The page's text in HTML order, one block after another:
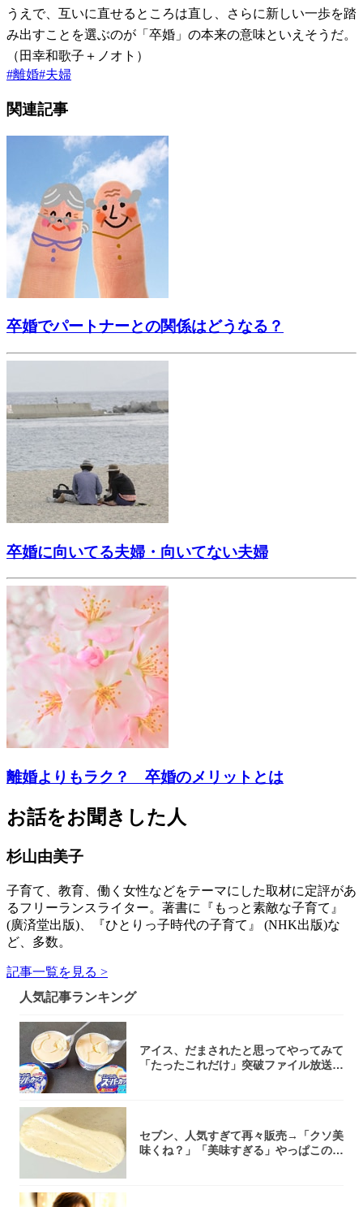
うえで、互いに直せるところは直し、さらに新しい一歩を踏
み出すことを選ぶのが「卒婚」の本来の意味といえそうだ。
（田幸和歌子＋ノオト）
#離婚#夫婦
関連記事
卒婚でパートナーとの関係はどうなる？
卒婚に向いてる夫婦・向いてない夫婦
離婚よりもラク？ 卒婚のメリットとは
お話をお聞きした人
杉山由美子
子育て、教育、働く女性などをテーマにした取材に定評があ
るフリーランスライター。著書に『もっと素敵な子育て』
(廣済堂出版)、『ひとりっ子時代の子育て』 (NHK出版)な
ど、多数。
記事一覧を見る >
人気記事ランキング
アイス、だまされたと思ってやってみて
「たったこれだけ」突破ファイル放送で
セブン、人気すぎて再々販売→「クソ美
味くね？」「美味すぎる」やっぱこのク